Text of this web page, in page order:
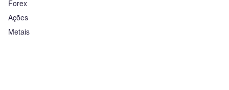
Forex
Ações
Metais